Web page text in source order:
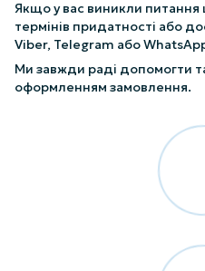
Якщо у вас виникли
термінів придатності або
Viber, Telegram або
Ми завжди раді допомогти
оформленням замовлення.